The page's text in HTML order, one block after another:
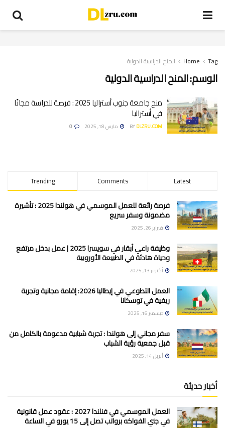
Home Tag المنح الدراسية الدولية
الوسم:المنح الدراسية الدولية
منح جامعة جنوب أستراليا 2025 : فرصة للدراسة مجانًا
في أستراليا
BYDLZRU.COM مارس 18, 2025
Trending Comments Latest
فرصة رائعة للعمل الموسمي في هولندا 2025 : تأشيرة
مضمونة وسفر سريع
فبراير 26, 2025
وظيفة راعي أبقار في سويسرا 2025 | عمل بدخل مرتفع
وحياة هادئة في الطبيعة الأوروبية
أكتوبر 13, 2025
العمل التطوعي في إيطاليا 2026: إقامة مجانية وتجربة
ريفية في توسكانا
ديسمبر 16, 2025
سفر مجاني إلى هولندا : تجربة شبابية مدعومة بالكامل من
قبل جمعية رؤية الشباب
أبريل 14, 2025
أخبار حديثة
العمل الموسمي في فنلندا 2027 : عقود عمل قانونية
في جني الفواكه برواتب تصل إلى 15 يورو في الساعة